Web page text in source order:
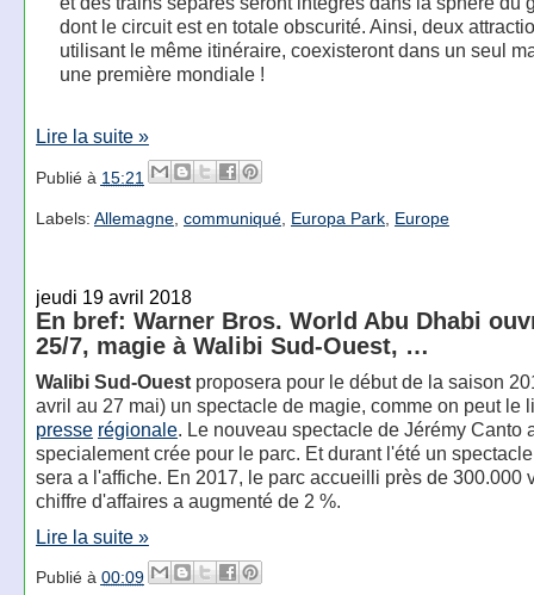
dont le circuit est en totale obscurité. Ainsi, deux
utilisant le même itinéraire, coexisteront dans un seul
une première mondiale !
Lire la suite »
Publié à 15:21
Labels: Allemagne, communiqué, Europa Park, Europe
jeudi 19 avril 2018
En bref: Warner Bros. World Abu Dhabi
25/7, magie à Walibi Sud-Ouest, …
Walibi Sud-Ouestproposera pour le début de la saison
avril au 27 mai) un spectacle de magie, comme on peut le
presse régionale. Le nouveau spectacle de Jérémy Canto
specialement crée pour le parc. Et durant l'été un
sera a l'affiche. En 2017, le parc accueilli près de 300.000
chiffre d'affaires a augmenté de 2 %.
Lire la suite »
Publié à 00:09